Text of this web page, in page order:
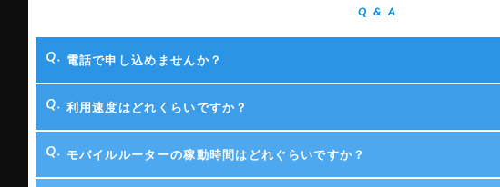
Q & A
電話で申し込めませんか？
利用速度はどれくらいですか？
モバイルルーターの稼動時間はどれぐらいですか？